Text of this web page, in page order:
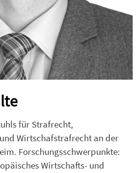
für Strafrecht,
Wirtschafstrafrecht an der
Forschungsschwerpunkte:
Wirtschafts- und